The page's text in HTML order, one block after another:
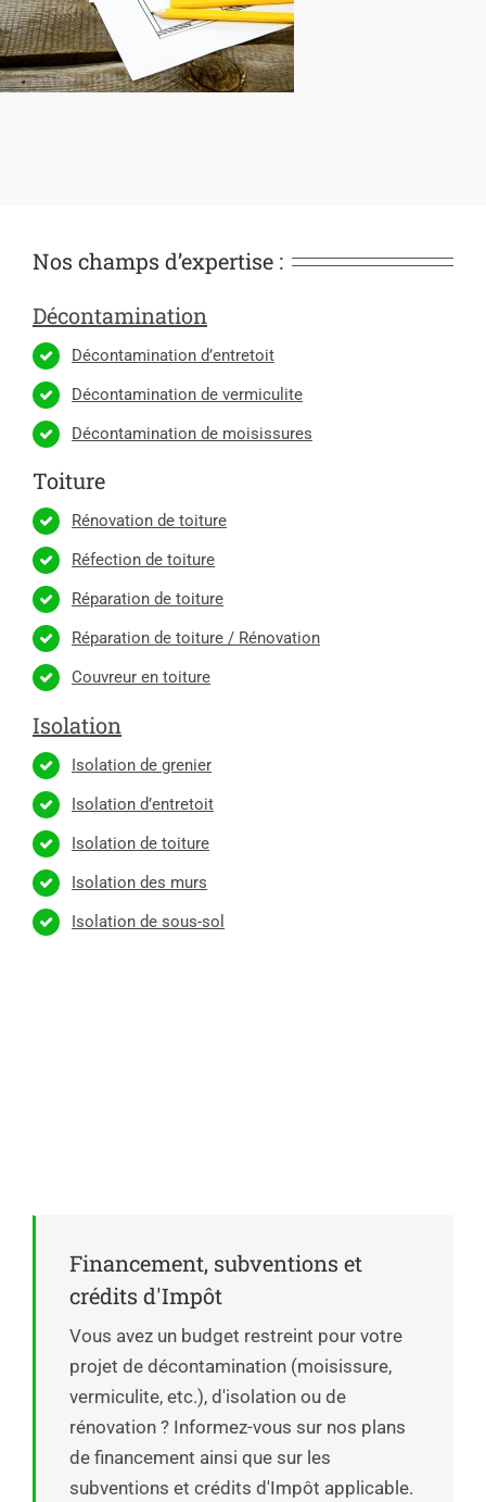
Nos champs d’expertise :
Décontamination
Décontamination d’entretoit
Décontamination de vermiculite
Décontamination de moisissures
Toiture
Rénovation de toiture
Réfection de toiture
Réparation de toiture
Réparation de toiture / Rénovation
Couvreur en toiture
Isolation
Isolation de grenier
Isolation d’entretoit
Isolation de toiture
Isolation des murs
Isolation de sous-sol
Financement, subventions et
crédits d'Impôt
Vous avez un budget restreint pour votre
projet de décontamination (moisissure,
vermiculite, etc.), d'isolation ou de
rénovation ? Informez-vous sur nos plans
de financement ainsi que sur les
subventions et crédits d'Impôt applicable.